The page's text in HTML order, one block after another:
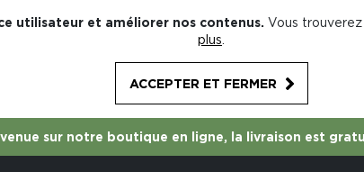
utilisateur et améliorer nos contenus. Vous
plus
ACCEPTER ET FERMER
sur notre boutique en ligne, la livraison est